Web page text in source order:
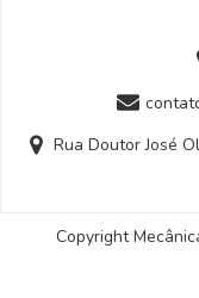
Rua Doutor José
Copyright